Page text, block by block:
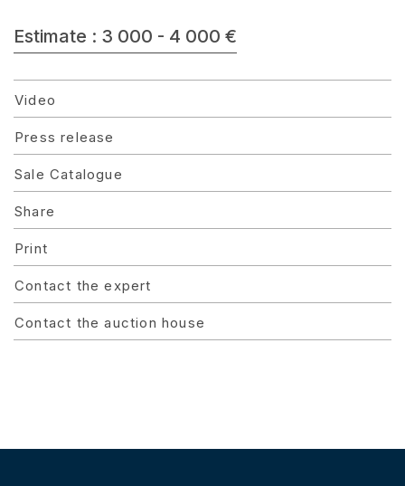
Estimate : 3 000 - 4 000 €
Video
Press release
Sale Catalogue
Share
Print
Contact the expert
Contact the auction house